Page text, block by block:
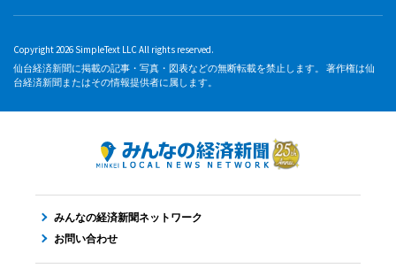
Copyright 2026 SimpleText LLC All rights reserved.
仙台経済新聞に掲載の記事・写真・図表などの無断転載を禁止します。 著作権は仙
台経済新聞またはその情報提供者に属します。
みんなの経済新聞ネットワーク
お問い合わせ